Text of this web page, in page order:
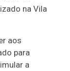
na Vila
aos
para
a